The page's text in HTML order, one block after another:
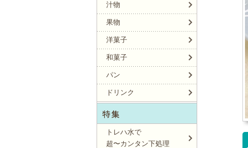
汁物
果物
洋菓子
和菓子
パン
ドリンク
トレハ水で
超〜カンタン下処理